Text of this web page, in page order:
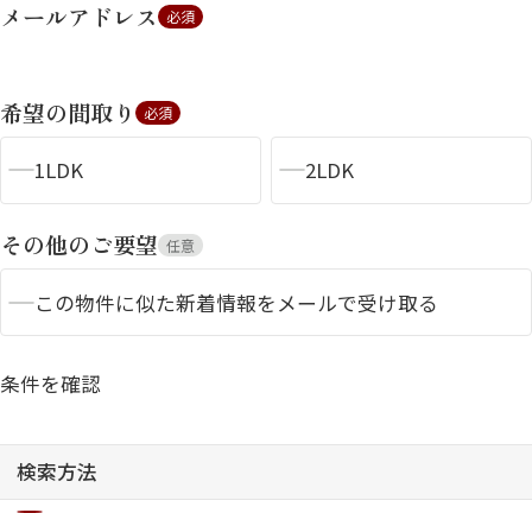
シャーメゾンとは
シャーメゾンセレクショ
ルームツアー
メールアドレス 必須
希望の間取り 必須
1LDK 2LDK
その他のご要望 任意
この物件に似た新着情報をメールで受け取る
条件を確認
検索方法